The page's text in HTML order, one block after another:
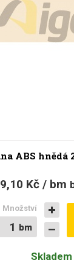
ABS hnědá
Kč / bm
bm
bm
Množství
Skladem